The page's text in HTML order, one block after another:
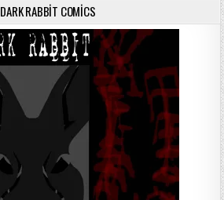
DARK RABBIT COMICS